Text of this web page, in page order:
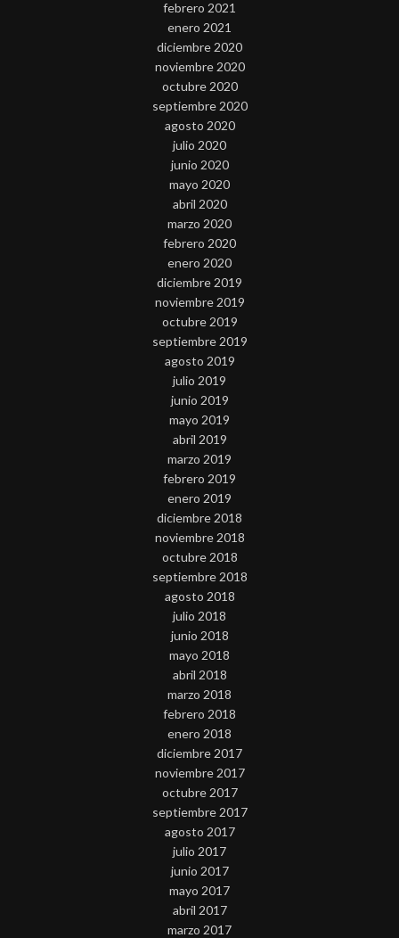
febrero 2021
enero 2021
diciembre 2020
noviembre 2020
octubre 2020
septiembre 2020
agosto 2020
julio 2020
junio 2020
mayo 2020
abril 2020
marzo 2020
febrero 2020
enero 2020
diciembre 2019
noviembre 2019
octubre 2019
septiembre 2019
agosto 2019
julio 2019
junio 2019
mayo 2019
abril 2019
marzo 2019
febrero 2019
enero 2019
diciembre 2018
noviembre 2018
octubre 2018
septiembre 2018
agosto 2018
julio 2018
junio 2018
mayo 2018
abril 2018
marzo 2018
febrero 2018
enero 2018
diciembre 2017
noviembre 2017
octubre 2017
septiembre 2017
agosto 2017
julio 2017
junio 2017
mayo 2017
abril 2017
marzo 2017